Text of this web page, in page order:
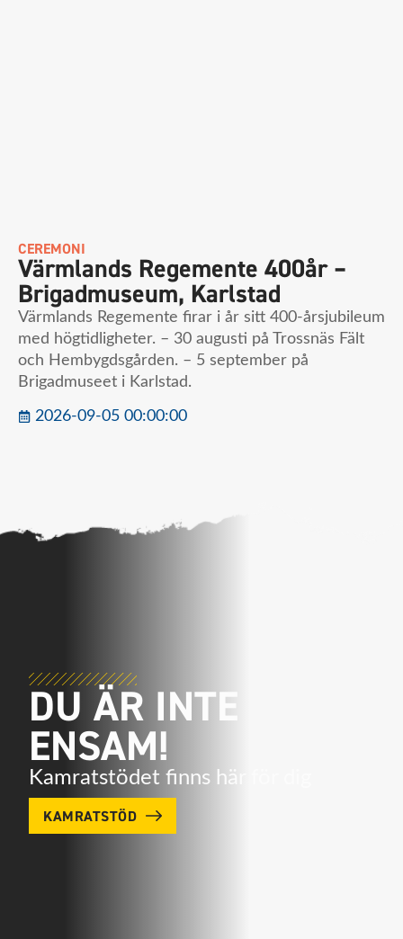
CEREMONI
Värmlands Regemente 400år –
Brigadmuseum, Karlstad
Värmlands Regemente firar i år sitt 400-årsjubileum
med högtidligheter. – 30 augusti på Trossnäs Fält
och Hembygdsgården. – 5 september på
Brigadmuseet i Karlstad.
2026-09-05 00:00:00
DU ÄR INTE
ENSAM!
Kamratstödet finns här för dig
KAMRATSTÖD